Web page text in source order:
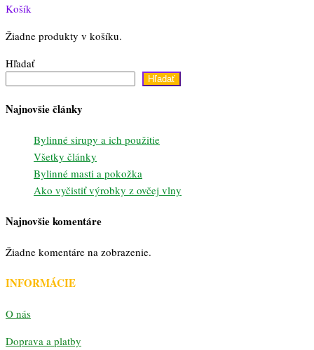
Košík
Žiadne produkty v košíku.
Hľadať
Hľadať
Najnovšie články
Bylinné sirupy a ich použitie
Všetky články
Bylinné masti a pokožka
Ako vyčistiť výrobky z ovčej vlny
Najnovšie komentáre
Žiadne komentáre na zobrazenie.
INFORMÁCIE
O nás
Doprava a platby